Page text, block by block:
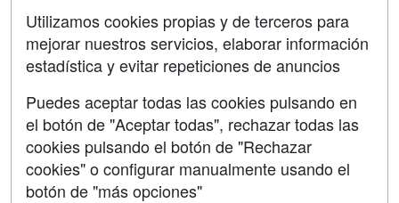
Contactar
Confidencialidad
Aviso legal
Copyleft
Utilizamos cookies propias y de terceros para
mejorar nuestros servicios, elaborar información
estadística y evitar repeticiones de anuncios
Puedes aceptar todas las cookies pulsando en
el botón de "Aceptar todas", rechazar todas las
cookies pulsando el botón de "Rechazar
cookies" o configurar manualmente usando el
botón de "más opciones"